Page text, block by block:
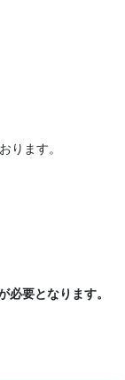
ります。
要となります。